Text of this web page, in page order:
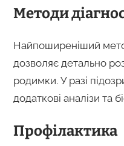
Методи
Найпоширеніший
дозволяє детально
родимки. У разі
додаткові аналізи та
Профілактика